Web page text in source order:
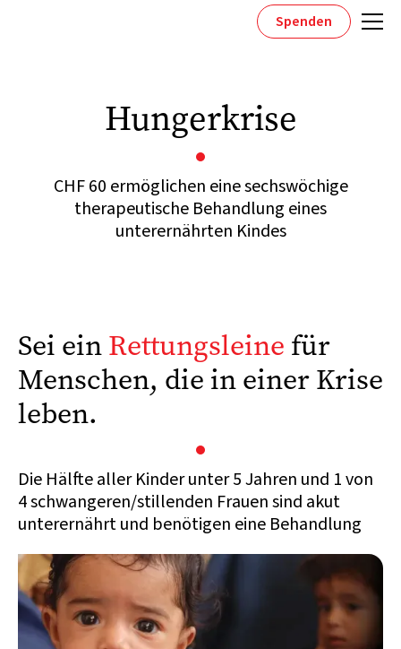
Spenden
Hungerkrise
CHF 60 ermöglichen eine sechswöchige
therapeutische Behandlung eines
unterernährten Kindes
Sei einRettungsleine für
Menschen, die in einer Krise
leben.
Die Hälfte aller Kinder unter 5 Jahren und 1 von
4 schwangeren/stillenden Frauen sind akut
unterernährt und benötigen eine Behandlung